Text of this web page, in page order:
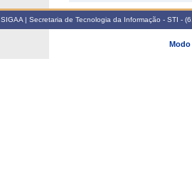
SIGAA | Secretaria de Tecnologia da Informação - STI -
Modo